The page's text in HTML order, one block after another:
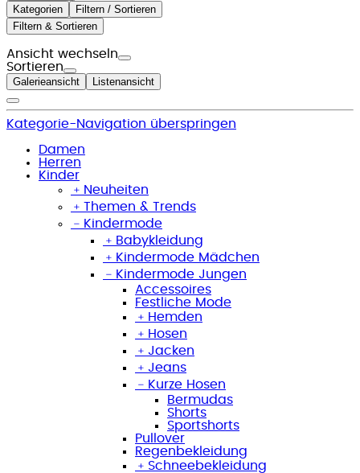
Kategorien
Filtern / Sortieren
Filtern & Sortieren
Ansicht wechseln
Sortieren
Galerieansicht Listenansicht
Kategorie-Navigation überspringen
Damen
Herren
Kinder
﹢ Neuheiten
﹢ Themen & Trends
﹣ Kindermode
﹢ Babykleidung
﹢ Kindermode Mädchen
﹣ Kindermode Jungen
Accessoires
Festliche Mode
﹢ Hemden
﹢ Hosen
﹢ Jacken
﹢ Jeans
﹣ Kurze Hosen
Bermudas
Shorts
Sportshorts
Pullover
Regenbekleidung
﹢ Schneebekleidung